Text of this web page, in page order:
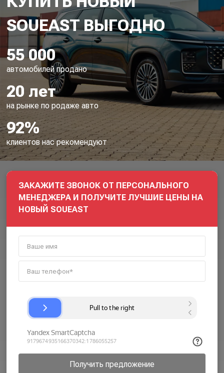
ЗАКАЖИТЕ ЗВОНОК ОТ ПЕРСОНАЛЬНОГО
МЕНЕДЖЕРА И ПОЛУЧИТЕ ЛУЧШИЕ ЦЕНЫ НА
НОВЫЙ SOUEAST
Получить предложение
SOUEAST ВЫГОДНО
55 000
автомобилей продано
20 лет
на рынке по родаже авто
92%
клиентов нас рекомендуют